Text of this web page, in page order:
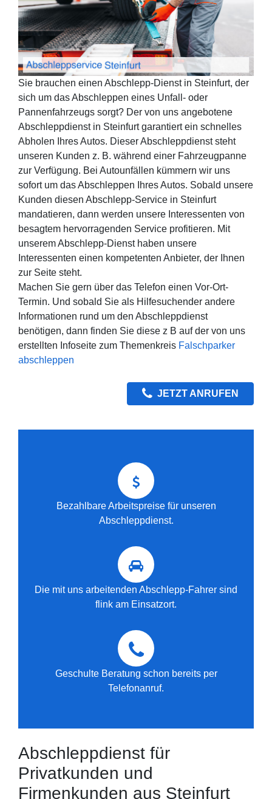
Sie brauchen einen Abschlepp-Dienst in Steinfurt, der
sich um das Abschleppen eines Unfall- oder
Pannenfahrzeugs sorgt? Der von uns angebotene
Abschleppdienst in Steinfurt garantiert ein schnelles
Abholen Ihres Autos. Dieser Abschleppdienst steht
unseren Kunden z. B. während einer Fahrzeugpanne
zur Verfügung. Bei Autounfällen kümmern wir uns
sofort um das Abschleppen Ihres Autos. Sobald unsere
Kunden diesen Abschlepp-Service in Steinfurt
mandatieren, dann werden unsere Interessenten von
besagtem hervorragenden Service profitieren. Mit
unserem Abschlepp-Dienst haben unsere
Interessenten einen kompetenten Anbieter, der Ihnen
zur Seite steht.
Machen Sie gern über das Telefon einen Vor-Ort-
Termin. Und sobald Sie als Hilfesuchender andere
Informationen rund um den Abschleppdienst
benötigen, dann finden Sie diese z B auf der von uns
erstellten Infoseite zum Themenkreis Falschparker
abschleppen
JETZT ANRUFEN
Bezahlbare Arbeitspreise für unseren
Abschleppdienst.
Die mit uns arbeitenden Abschlepp-Fahrer sind
flink am Einsatzort.
Geschulte Beratung schon bereits per
Telefonanruf.
Abschleppdienst für
Privatkunden und
Firmenkunden aus Steinfurt